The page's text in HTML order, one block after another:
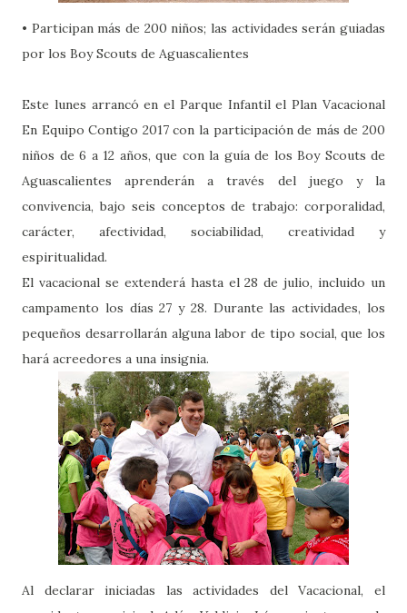
• Participan más de 200 niños; las actividades serán guiadas
por los Boy Scouts de Aguascalientes
Este lunes arrancó en el Parque Infantil el Plan Vacacional
En Equipo Contigo 2017 con la participación de más de 200
niños de 6 a 12 años, que con la guía de los Boy Scouts de
Aguascalientes aprenderán a través del juego y la
convivencia, bajo seis conceptos de trabajo: corporalidad,
carácter, afectividad, sociabilidad, creatividad y
espiritualidad.
El vacacional se extenderá hasta el 28 de julio, incluido un
campamento los días 27 y 28. Durante las actividades, los
pequeños desarrollarán alguna labor de tipo social, que los
hará acreedores a una insignia.
Al declarar iniciadas las actividades del Vacacional, el